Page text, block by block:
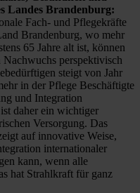
Landes Brandenburg:
Fach- und Pflegekräfte
Brandenburg, wo mehr
65 Jahre alt ist, können
perspektivisch
steigt von Jahr
in der Pflege Beschäftigte
und Integration
daher ein wichtiger
Versorgung. Das
auf innovative Weise,
internationaler
kann, wenn alle
hat Strahlkraft für ganz